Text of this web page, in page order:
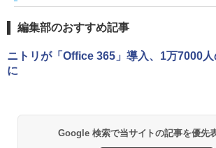
編集部のおすすめ記事
ニトリが「Office 365」導入、1万7000
に
Google 検索で当サイトの記事を優先